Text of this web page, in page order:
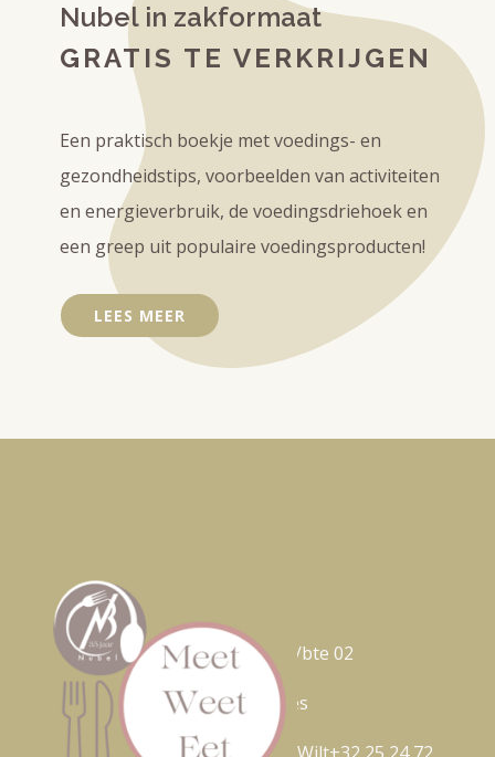
Nubel in zakformaat
GRATIS TE VERKRIJGEN
Een praktisch boekje met voedings- en
gezondheidstips, voorbeelden van activiteiten
en energieverbruik, de voedingsdriehoek en
een greep uit populaire voedingsproducten!
LEES MEER
Avenue Galilée 5/bte 02
1210 Bruxelles